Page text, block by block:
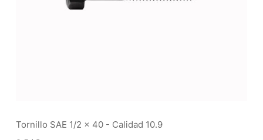
Tornillo SAE 1/2 x 40 - Calidad 10.9